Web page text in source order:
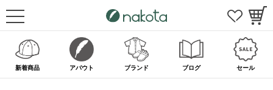
新着商品 アバウト ブランド ブログ セール